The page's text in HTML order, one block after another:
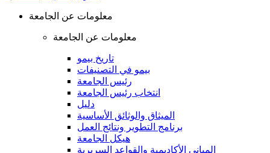
معلومات عن الجامعة
معلومات عن الجامعة
تاريخ بيمو
بيمو في التصنيفات
رئيس الجامعة
انتخاب رئيس الجامعة
دليل
الميثاق والوثائق الأساسية
برنامج التطوير ونتائج العمل
هيكل الجامعة
المباني الأكاديمية والقواعد السريرية